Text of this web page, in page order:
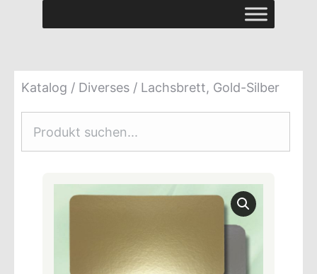
Katalog / Diverses / Lachsbrett, Gold-Silber